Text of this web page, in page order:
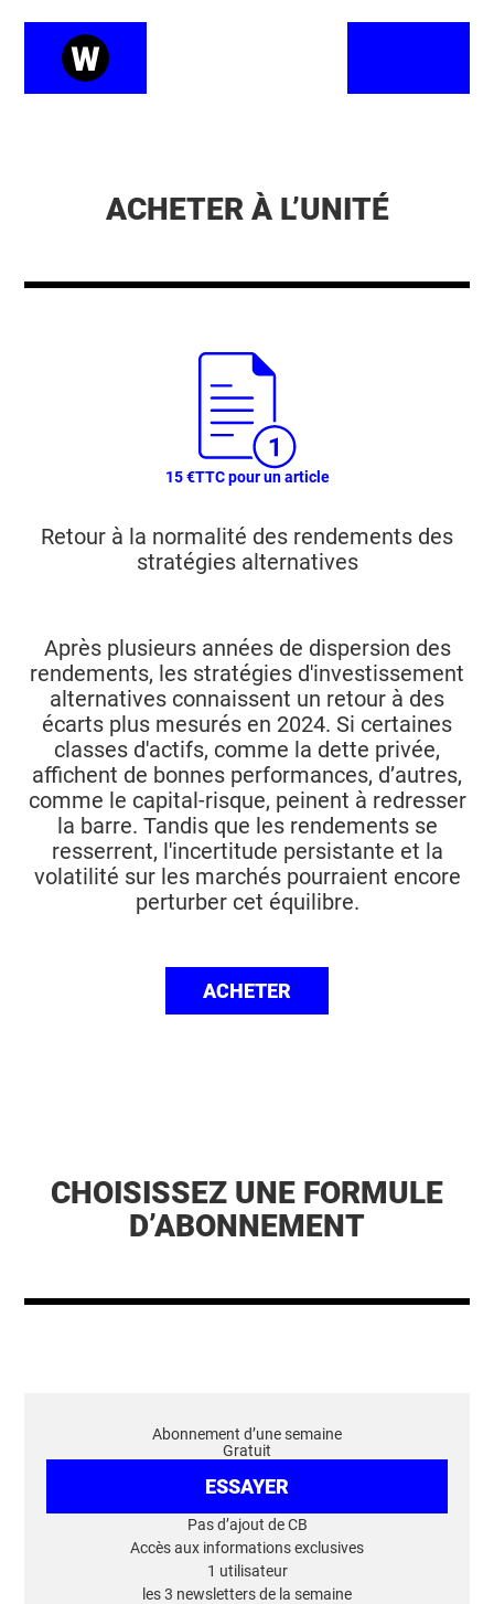
ACHETER À L’UNITÉ
15 €TTC pour un article
Retour à la normalité des rendements des
stratégies alternatives
Après plusieurs années de dispersion des
rendements, les stratégies d'investissement
alternatives connaissent un retour à des
écarts plus mesurés en 2024. Si certaines
classes d'actifs, comme la dette privée,
affichent de bonnes performances, d’autres,
comme le capital-risque, peinent à redresser
la barre. Tandis que les rendements se
resserrent, l'incertitude persistante et la
volatilité sur les marchés pourraient encore
perturber cet équilibre.
ACHETER
CHOISISSEZ UNE FORMULE
D’ABONNEMENT
Abonnement d’une semaine
Gratuit
ESSAYER
Pas d’ajout de CB
Accès aux informations exclusives
1 utilisateur
les 3 newsletters de la semaine